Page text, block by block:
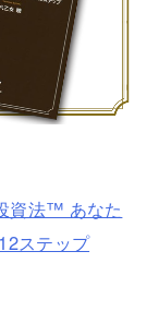
資法™ あなた
ステップ